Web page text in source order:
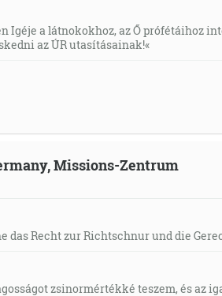
Igéje a látnokokhoz, az Ő prófétáihoz
az ÚR utasításainak!«
Missions-Zentrum
das Recht zur Richtschnur und die
zsinormértékké teszem, és az